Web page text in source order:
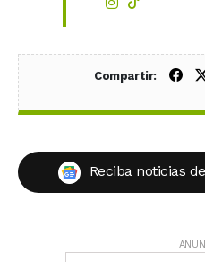
Compartir:
Reciba noticias de